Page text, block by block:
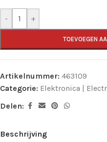
- +
TOEVOEGEN
Artikelnummer: 463109
Categorie: Elektronica |
Delen:
Beschrijving